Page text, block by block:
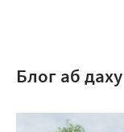
Блог аб даху